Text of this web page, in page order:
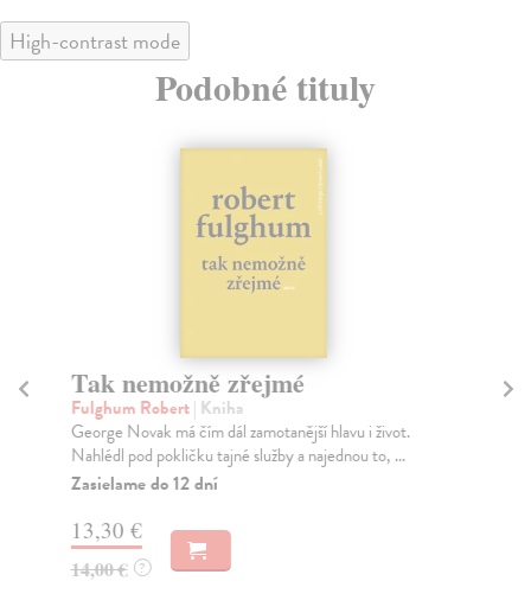
High-contrast mode
Podobné tituly
Tak nemožně zřejmé
Fulghum Robert| Kniha
George Novak má čím dál zamotanější hlavu i život.
Nahlédl pod pokličku tajné služby a najednou to, ...
Zasielame do 12 dní
13,30 €
14,00 € ?